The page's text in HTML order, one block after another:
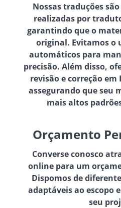
Nossas traduções
realizadas por
garantindo que o
original. Evitamos o
automáticos para
precisão. Além disso,
revisão e correção em
assegurando que seu
mais altos
Orçamento
Converse conosco
online para um
Dispomos de
adaptáveis ao escopo
seu